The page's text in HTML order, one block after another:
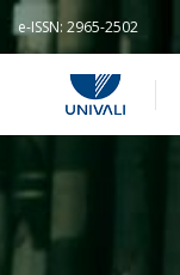
e-ISSN: 2965-2502